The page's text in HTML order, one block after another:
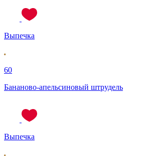
Выпечка
60
Бананово-апельсиновый штрудель
Выпечка